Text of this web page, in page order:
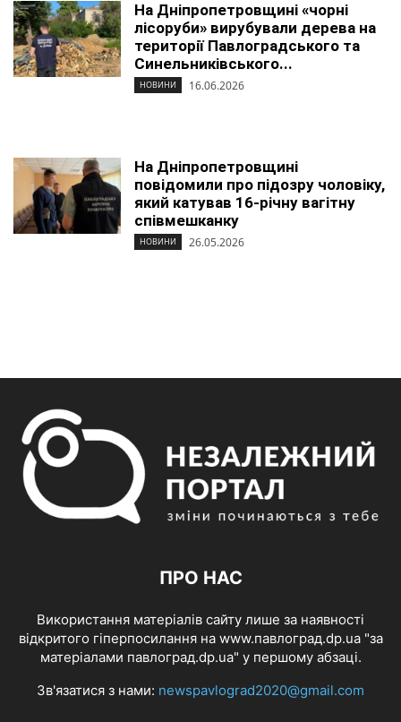
На Дніпропетровщині «чорні
лісоруби» вирубували дерева на
території Павлоградського та
Синельниківського...
НОВИНИ 16.06.2026
На Дніпропетровщині
повідомили про підозру чоловіку,
який катував 16-річну вагітну
співмешканку
НОВИНИ 26.05.2026
ПРО НАС
Використання матеріалів сайту лише за наявності
відкритого гіперпосилання на www.павлоград.dp.ua "за
матеріалами павлоград.dp.ua" у першому абзаці.
Зв'язатися з нами: newspavlograd2020@gmail.com